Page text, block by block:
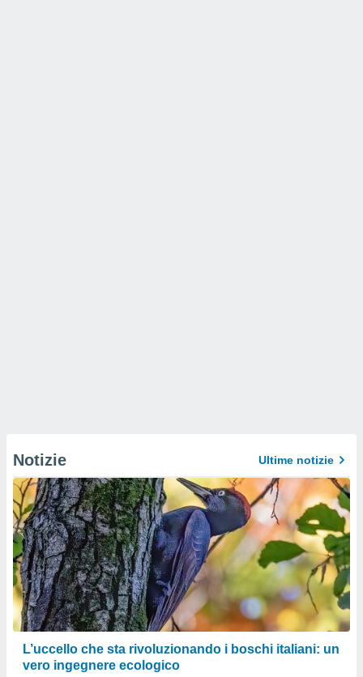
Notizie Ultime notizie
L’uccello che sta rivoluzionando i boschi italiani: un
vero ingegnere ecologico